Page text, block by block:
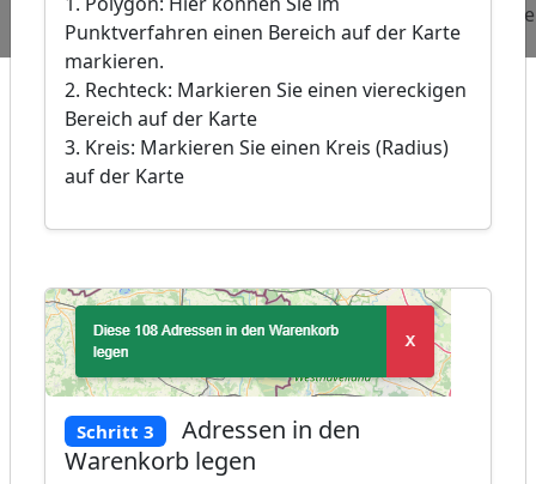
Abfragen:
Kindertagesstätten
Autoteile
Händler
Skischule
Punktverfahren einen Bereich auf der Karte
markieren.
2. Rechteck: Markieren Sie einen viereckigen
Bereich auf der Karte
3. Kreis: Markieren Sie einen Kreis (Radius)
auf der Karte
Schritt 3
Adressen in den
Warenkorb legen